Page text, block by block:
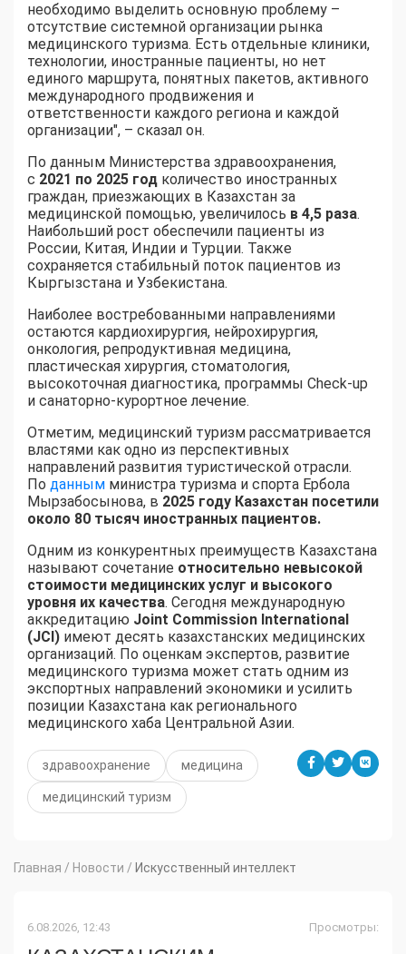
необходимо выделить основную проблему –
отсутствие системной организации рынка
медицинского туризма. Есть отдельные клиники,
технологии, иностранные пациенты, но нет
единого маршрута, понятных пакетов, активного
международного продвижения и
ответственности каждого региона и каждой
организации", – сказал он.
По данным Министерства здравоохранения,
с 2021 по 2025 год количество иностранных
граждан, приезжающих в Казахстан за
медицинской помощью, увеличилось в 4,5 раза.
Наибольший рост обеспечили пациенты из
России, Китая, Индии и Турции. Также
сохраняется стабильный поток пациентов из
Кыргызстана и Узбекистана.
Наиболее востребованными направлениями
остаются кардиохирургия, нейрохирургия,
онкология, репродуктивная медицина,
пластическая хирургия, стоматология,
высокоточная диагностика, программы Check-up
и санаторно-курортное лечение.
Отметим, медицинский туризм рассматривается
властями как одно из перспективных
направлений развития туристической отрасли.
По данным министра туризма и спорта Ербола
Мырзабосынова, в 2025 году Казахстан посетили
около 80 тысяч иностранных пациентов.
Одним из конкурентных преимуществ Казахстана
называют сочетание относительно невысокой
стоимости медицинских услуг и высокого
уровня их качества. Сегодня международную
аккредитацию Joint Commission International
(JCI) имеют десять казахстанских медицинских
организаций. По оценкам экспертов, развитие
медицинского туризма может стать одним из
экспортных направлений экономики и усилить
позиции Казахстана как регионального
медицинского хаба Центральной Азии.
здравоохранение медицина
медицинский туризм
Главная / Новости / Искусственный интеллект
6.08.2026, 12:43 Просмотры: